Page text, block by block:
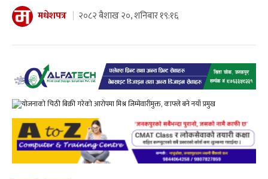
मधेशपत्र २०८२ बैशाख २०, शनिबार १९:१६